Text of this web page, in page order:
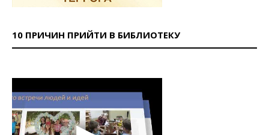
10 ПРИЧИН ПРИЙТИ В БИБЛИОТЕКУ